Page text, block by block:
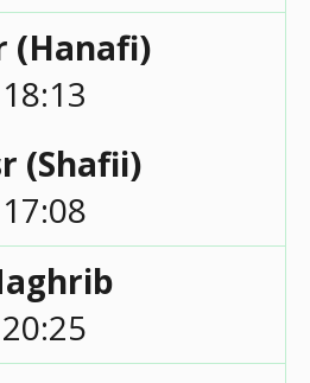
(Hanafi)
18:13
(Shafii)
17:08
20:25